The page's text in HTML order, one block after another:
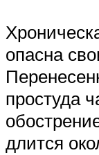
опасна
простуда
длится